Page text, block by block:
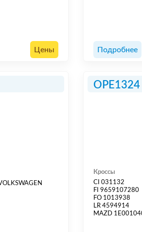
Цены Подробнее
OPE1324
Кроссы
CI 031132
FI 9659107280
FO 1013938
LR 4594914
MAZD